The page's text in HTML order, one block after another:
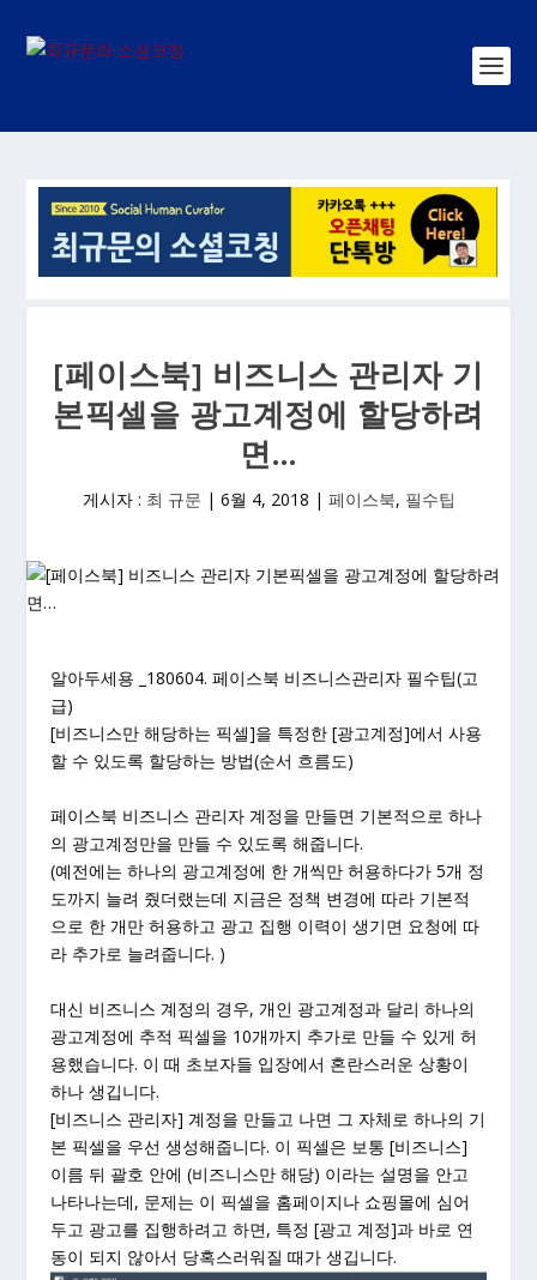
[페이스북] 비즈니스 관리자 기
본픽셀을 광고계정에 할당하려
면…
게시자 : 최 규문 | 6월 4, 2018 | 페이스북, 필수팁
알아두세용 _180604. 페이스북 비즈니스관리자 필수팁(고
급)
[비즈니스만 해당하는 픽셀]을 특정한 [광고계정]에서 사용
할 수 있도록 할당하는 방법(순서 흐름도)
페이스북 비즈니스 관리자 계정을 만들면 기본적으로 하나
의 광고계정만을 만들 수 있도록 해줍니다.
(예전에는 하나의 광고계정에 한 개씩만 허용하다가 5개 정
도까지 늘려 줬더랬는데 지금은 정책 변경에 따라 기본적
으로 한 개만 허용하고 광고 집행 이력이 생기면 요청에 따
라 추가로 늘려줍니다. )
대신 비즈니스 계정의 경우, 개인 광고계정과 달리 하나의
광고계정에 추적 픽셀을 10개까지 추가로 만들 수 있게 허
용했습니다. 이 때 초보자들 입장에서 혼란스러운 상황이
하나 생깁니다.
[비즈니스 관리자] 계정을 만들고 나면 그 자체로 하나의 기
본 픽셀을 우선 생성해줍니다. 이 픽셀은 보통 [비즈니스]
이름 뒤 괄호 안에 (비즈니스만 해당) 이라는 설명을 안고
나타나는데, 문제는 이 픽셀을 홈페이지나 쇼핑몰에 심어
두고 광고를 집행하려고 하면, 특정 [광고 계정]과 바로 연
동이 되지 않아서 당혹스러워질 때가 생깁니다.